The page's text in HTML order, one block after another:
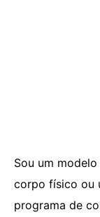
Sou um
corpo físico ou
programa de